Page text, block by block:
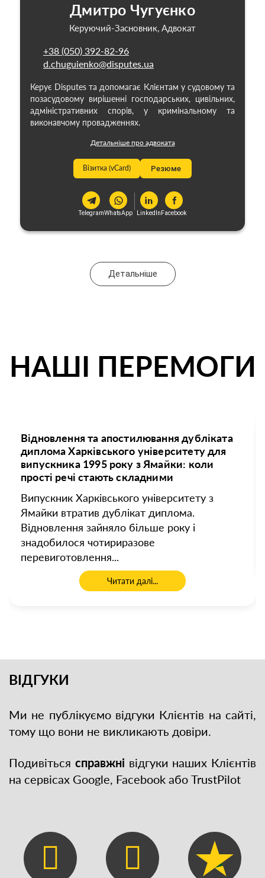
Дмитро Чугуєнко
Керуючий-Засновник, Адвокат
+38 (050) 392-82-96
d.chuguienko@disputes.ua
Керує Disputes та допомагає Клієнтам у судовому та
позасудовому вирішенні господарських, цивільних,
адміністративних спорів, у кримінальному та
виконавчому провадженнях.
Детальніше про адвоката
Візитка (vCard) Резюме
TelegramWhatsApp LinkedInFacebook
Детальніше
НАШІ ПЕРЕМОГИ
Відновлення та апостилювання дубліката
диплома Харківського університету для
випускника 1995 року з Ямайки: коли
прості речі стають складними
Випускник Харківського університету з
Ямайки втратив дублікат диплома.
Відновлення зайняло більше року і
знадобилося чотириразове
перевиготовлення...
Читати далі...
ВІДГУКИ
Ми не публікуємо відгуки Клієнтів на сайті,
тому що вони не викликають довіри.
Подивіться справжні відгуки наших Клієнтів
на сервісах Google, Facebook або TrustPilot